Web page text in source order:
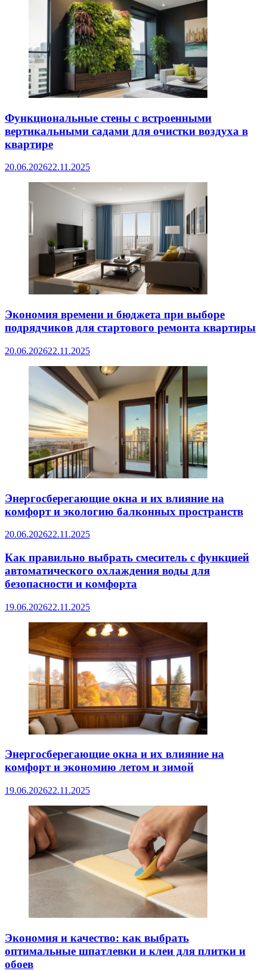
Функциональные стены с встроенными
вертикальными садами для очистки воздуха в
квартире
20.06.202622.11.2025
Экономия времени и бюджета при выборе
подрядчиков для стартового ремонта квартиры
20.06.202622.11.2025
Энергосберегающие окна и их влияние на
комфорт и экологию балконных пространств
20.06.202622.11.2025
Как правильно выбрать смеситель с функцией
автоматического охлаждения воды для
безопасности и комфорта
19.06.202622.11.2025
Энергосберегающие окна и их влияние на
комфорт и экономию летом и зимой
19.06.202622.11.2025
Экономия и качество: как выбрать
оптимальные шпатлевки и клеи для плитки и
обоев